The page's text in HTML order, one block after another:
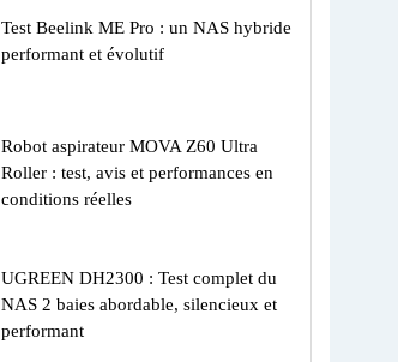
Test Beelink ME Pro : un NAS hybride
performant et évolutif
Robot aspirateur MOVA Z60 Ultra
Roller : test, avis et performances en
conditions réelles
UGREEN DH2300 : Test complet du
NAS 2 baies abordable, silencieux et
performant